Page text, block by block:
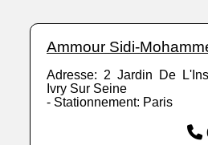
Ammour Sidi-
Adresse: 2 Jardin De
Ivry Sur Seine
- Stationnement: Paris